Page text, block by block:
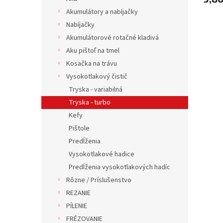
Akumulátory a nabíjačky
Nabíjačky
Akumulátorové rotačné kladivá
Aku pištoľ na tmel
Kosačka na trávu
Vysokotlakový čistič
Tryska - variabilná
Tryska - turbo
Kefy
Pištole
Predĺženia
Vysokotlakové hadice
Predĺženia vysokotlakových hadíc
Rôzne / Príslušenstvo
REZANIE
PÍLENIE
FRÉZOVANIE